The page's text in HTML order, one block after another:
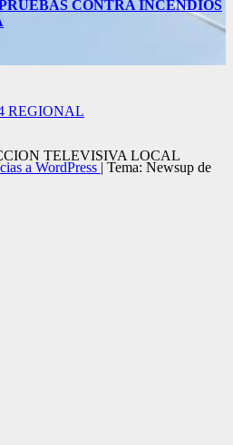
CONTRA INCENDIOS
REGIONAL
TELEVISIVA LOCAL
a WordPress | Tema: Newsup de